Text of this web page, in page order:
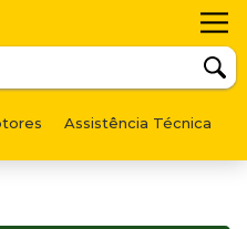
Assistência Técnica